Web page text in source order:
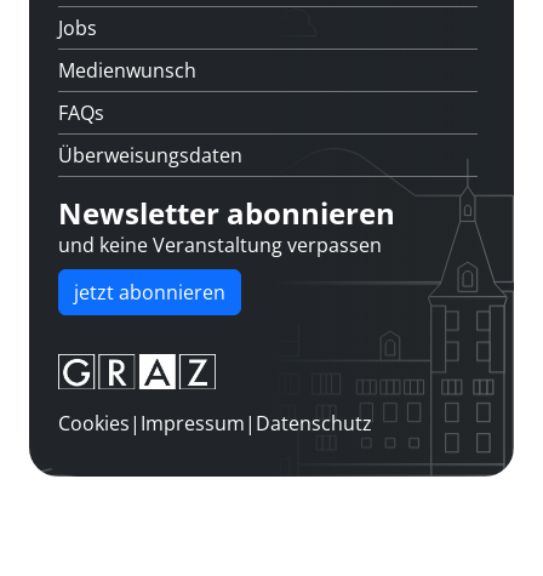
Jobs
Medienwunsch
FAQs
Überweisungsdaten
Newsletter abonnieren
und keine Veranstaltung verpassen
jetzt abonnieren
Cookies| Impressum| Datenschutz